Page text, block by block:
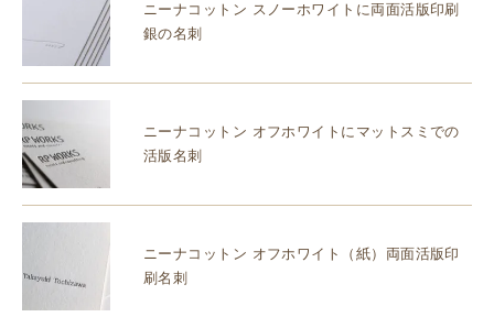
ニーナコットン スノーホワイトに両面活版印刷
銀の名刺
ニーナコットン オフホワイトにマットスミでの
活版名刺
ニーナコットン オフホワイト（紙）両面活版印
刷名刺